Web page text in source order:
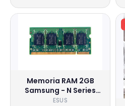
Memoria RAM 2GB
Samsung - N Series
Netbook NC20-KA02
ESUS